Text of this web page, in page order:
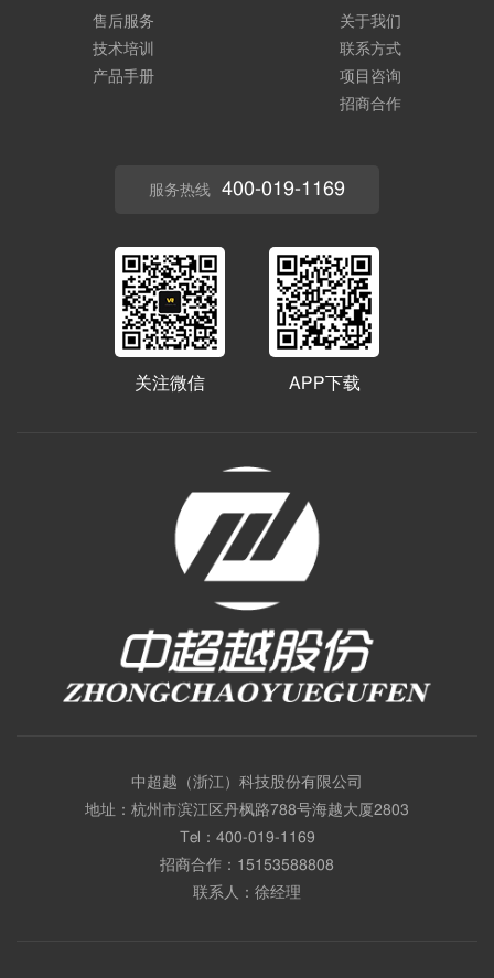
售后服务
技术培训
产品手册
关于我们
联系方式
项目咨询
招商合作
服务热线 400-019-1169
关注微信 APP下载
中超越（浙江）科技股份有限公司
地址：杭州市滨江区丹枫路788号海越大厦2803
Tel： 400-019-1169
招商合作： 15153588808
联系人：徐经理